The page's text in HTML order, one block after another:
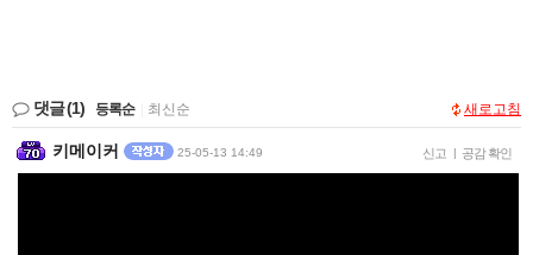
댓글(1) 등록순 최신순 새로고침
키메이커 25-05-13 14:49 신고 | 공감 확인